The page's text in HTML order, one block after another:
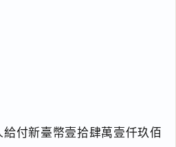
付新臺幣壹拾肆萬壹仟玖佰